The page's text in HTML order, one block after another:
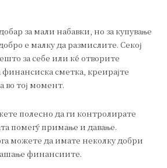
за мали набавки, но за купување
е малку да размислите. Секој
за себе или ќе отворите
финансиска сметка, креирајте
во тој момент.
полесно да ги контролирате
помеѓу примање и давање.
можете да имате неколку добри
финансиите.